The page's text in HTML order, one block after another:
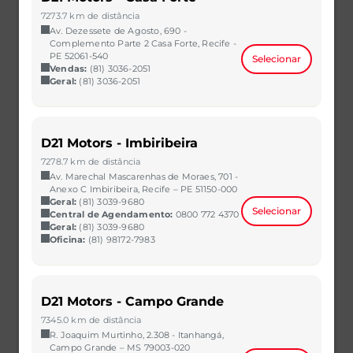
R$ 60.990,00
CAOA Chery | D21 - São Bernardo do Campo
R$ 61.990,00
7273.7 km de distância
Av. Dezessete de Agosto, 690 -
Complemento Parte 2 Casa Forte, Recife -
PE 52061-540
Vendas: (81) 3036-2051
Geral: (81) 3036-2051
Selecionar
D21 Motors - Imbiribeira
7278.7 km de distância
Av. Marechal Mascarenhas de Moraes, 701 -
Anexo C Imbiribeira, Recife – PE 51150-000
Geral: (81) 3039-9680
Central de Agendamento: 0800 772 4370
Geral: (81) 3039-9680
Oficina: (81) 98172-7983
Selecionar
D21 Motors - Campo Grande
7345.0 km de distância
R. Joaquim Murtinho, 2.308 - Itanhangá,
Campo Grande – MS 79003-020